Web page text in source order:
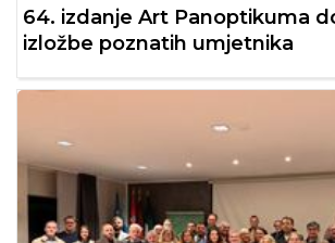
64. izdanje Art Panoptikuma
izložbe poznatih umjetnika